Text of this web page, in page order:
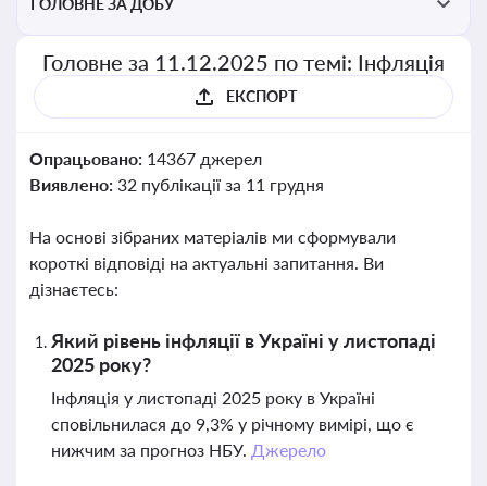
ГОЛОВНЕ ЗА ДОБУ
Головне за 11.12.2025 по темі: Інфляція
ЕКСПОРТ
Опрацьовано: 14367 джерел
Виявлено: 32 публікації за 11 грудня
На основі зібраних матеріалів ми сформували
короткі відповіді на актуальні запитання. Ви
дізнаєтесь:
Який рівень інфляції в Україні у листопаді
2025 року?
Інфляція у листопаді 2025 року в Україні
сповільнилася до 9,3% у річному вимірі, що є
нижчим за прогноз НБУ. Джерело